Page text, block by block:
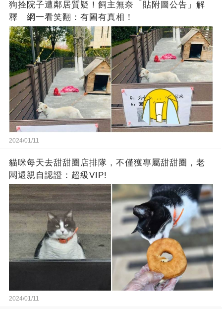
狗拴院子遭鄰居質疑！飼主無奈「貼附圖公告」解
釋 網一看笑翻：有圖有真相！
2024/01/11
貓咪每天去甜甜圈店排隊，不僅獲專屬甜甜圈，老
闆還親自認證：超級VIP!
2024/01/11